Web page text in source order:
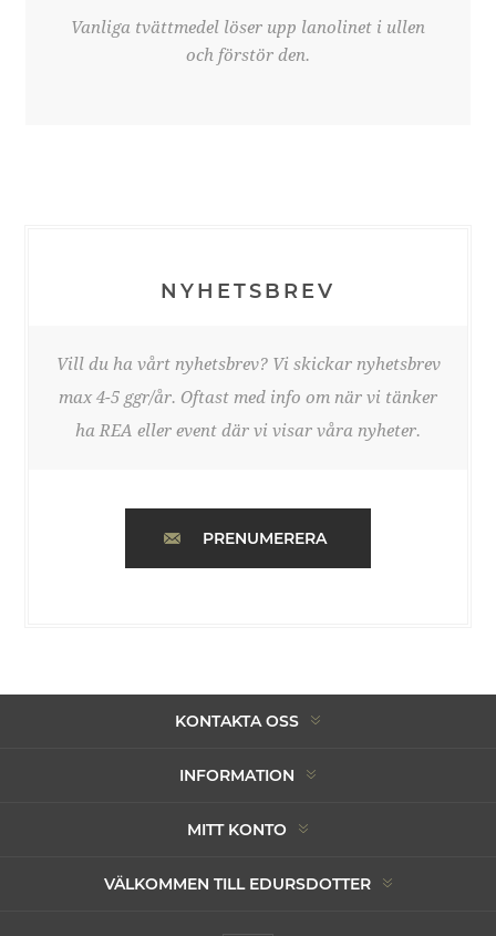
Vanliga tvättmedel löser upp lanolinet i ullen
och förstör den.
NYHETSBREV
Vill du ha vårt nyhetsbrev? Vi skickar nyhetsbrev
max 4-5 ggr/år. Oftast med info om när vi tänker
ha REA eller event där vi visar våra nyheter.
PRENUMERERA
KONTAKTA OSS
INFORMATION
MITT KONTO
VÄLKOMMEN TILL EDURSDOTTER